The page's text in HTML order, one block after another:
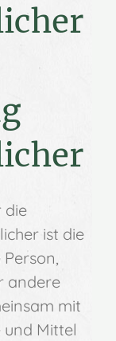
die
ist die
andere
mit
Mittel